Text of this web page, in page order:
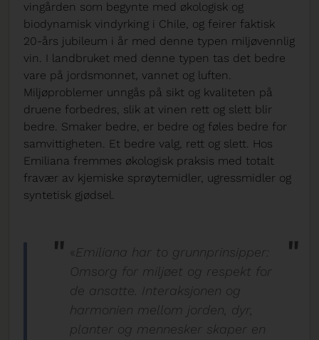
vingården som begynte med økologisk og
biodynamisk vindyrking i Chile, og feirer faktisk
20-års jubileum i år med denne typen miljøvennlig
vin. I landbruket med denne typen tas det bedre
vare på jordsmonnet, vannet og luften.
Miljøproblemer unngås på sikt og kvaliteten på
druene forbedres, slik at vinen rett og slett blir
bedre. Smaker bedre, er bedre og føles bedre for
samvittigheten. Et bedre valg, rett og slett. Hos
Emiliana fremmes økologisk praksis med totalt
fravær av kjemiske sprøytemidler, ugressmidler og
syntetisk gjødsel.
«Emiliana har to grunnprinsipper:
Omsorg for miljøet og respekt for
de ansatte. Interaksjonen og
harmonien mellom jorden, dyr,
planter og mennesker skaper en